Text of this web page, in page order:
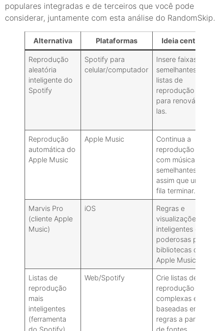
populares integradas e de terceiros que você pode
considerar, juntamente com esta análise do RandomSkip.
Alternativa Plataformas Ideia central
Reprodução
aleatória
inteligente do
Spotify
Spotify para
celular/computador
Insere faixas
semelhantes em
listas de
reprodução
para renová-
las.
Reprodução
automática do
Apple Music
Apple Music
Continua a
reprodução
com músicas
semelhantes
assim que uma
fila terminar.
Marvis Pro
(cliente Apple
Music)
iOS
Regras e
visualizações
inteligentes e
poderosas para
bibliotecas do
Apple Music.
Listas de
reprodução
mais
inteligentes
(ferramenta
do Spotify)
Web/Spotify
Crie listas de
reprodução
complexas e
baseadas em
regras a partir
de fontes.